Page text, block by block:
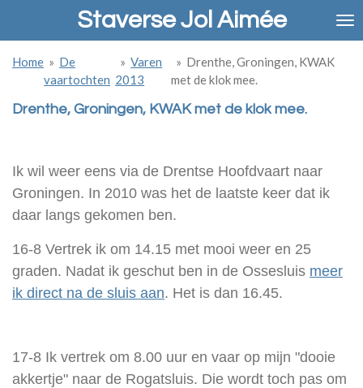
de
hoofdinhoud
Staverse Jol Aimée
Home » De
vaartochten
» Varen
2013
» Drenthe, Groningen, KWAK
met de klok mee.
Drenthe, Groningen, KWAK met de klok mee.
Ik wil weer eens via de Drentse Hoofdvaart naar
Groningen. In 2010 was het de laatste keer dat ik
daar langs gekomen ben.
16-8 Vertrek ik om 14.15 met mooi weer en 25
graden. Nadat ik geschut ben in de Ossesluis meer
ik direct na de sluis aan. Het is dan 16.45.
17-8 Ik vertrek om 8.00 uur en vaar op mijn "dooie
akkertje" naar de Rogatsluis. Die wordt toch pas om